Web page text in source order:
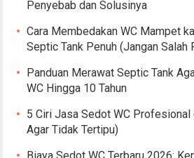
Penyebab dan Solusinya
Cara Membedakan WC Mampet
Septic Tank Penuh (Jangan Salah
Panduan Merawat Septic Tank
WC Hingga 10 Tahun
5 Ciri Jasa Sedot WC Profesional
Agar Tidak Tertipu)